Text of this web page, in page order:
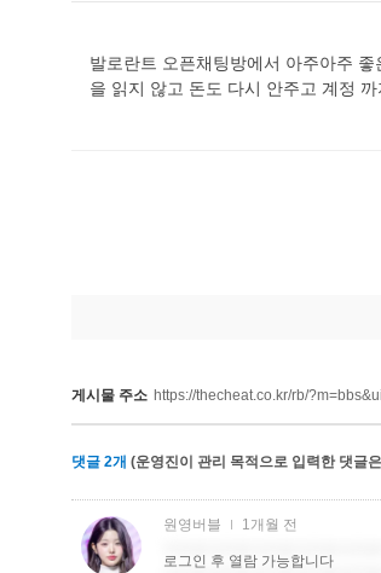
발로란트 오픈채팅방에서 아주아주
을 읽지 않고 돈도 다시 안주고 계정
게시물 주소 https://thecheat.co.kr/rb/
댓글 2개 (운영진이 관리 목적으로 입력한 댓글